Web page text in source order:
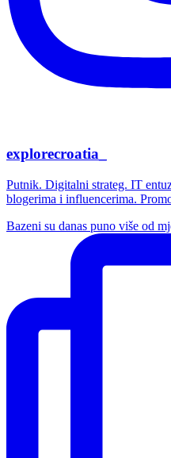
explorecroatia_
Putnik. Digitalni strateg. IT
blogerima i influencerima.
Bazeni su danas puno više od